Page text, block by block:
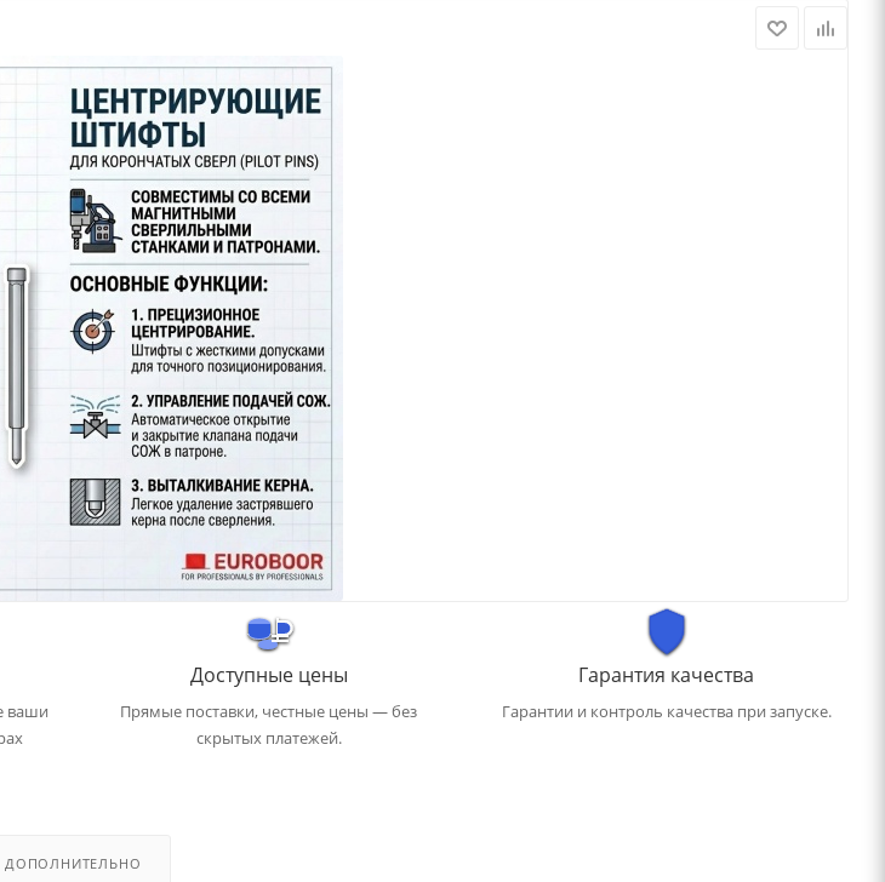
ваши
Доступные цены
Прямые поставки, честные цены — без
скрытых платежей.
Гарантия качества
Гарантии и контроль качества при запуске.
ДОПОЛНИТЕЛЬНО